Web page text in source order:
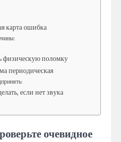
карта ошибка
физическую поломку
периодическая
если нет звука
очевидное